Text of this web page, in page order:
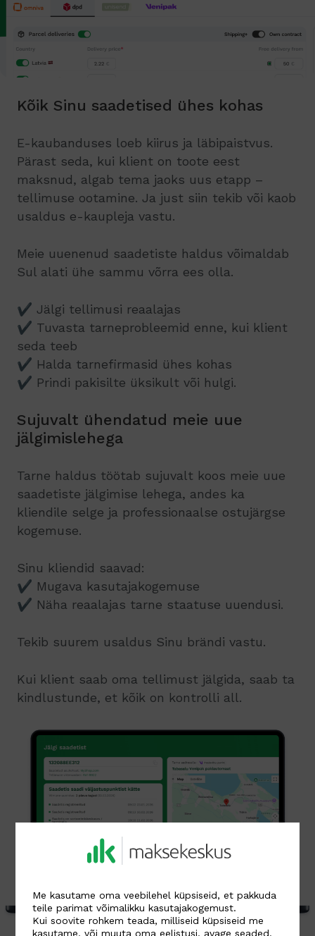
Kõik Sinu saadetised ühes kohas
E-kaubanduses loeb kiirus ja läbipaistvus.
Pärast seda, kui klient on toote eest
maksnud, algab tema jaoks uus etapp –
tellimuse ootamine. Ja just siin tekib või kaob
usaldus e-kaupleja vastu.
Meie uuenenud saadetiste haldus võimaldab
Sul alati ühe sammu võrra ees olla.
✔ Jälgi tellimusi reaalajas
✔ Tuvasta tarneprobleemid enne, kui klient
seda teeb
✔ Halda tarnefirmasid ühes kohas
✔ Prindi pakisilte üksikult või hulgi.
Sujuvalt ühendatud meie uue
jälgimislehega
Tarne haldus töötab sujuvalt koos meie uue
saadetiste jälgimise lehega, andes ka
kliendile selge ja professionaalse ostujärgse
kogemuse.
Sinu kliendid saavad:
✔ Mugava kasutajakogemuse
✔ Näha reaalajas tarne staatuse uuendusi.
Tekib suurem usaldus Sinu brändi vastu.
Kui klient saab oma tellimust jälgida, saab ta
kindlustunde, et kõik on kontrolli all.
Me kasutame oma veebilehel küpsiseid, et pakkuda
teile parimat võimalikku kasutajakogemust.
Kui soovite rohkem teada, milliseid küpsiseid me
kasutame, või muuta oma eelistusi, avageseaded.